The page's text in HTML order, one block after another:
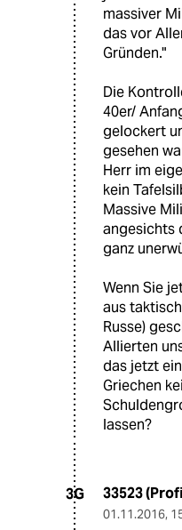
massiver
das vor
Gründen."
Die
40er/
gelockert
gesehen
Herr im
kein
Massive
angesichts
ganz
Wenn Sie
aus
Russe)
Allierten
das jetzt
Griechen
lassen?
3G 33523
01.11.2016,